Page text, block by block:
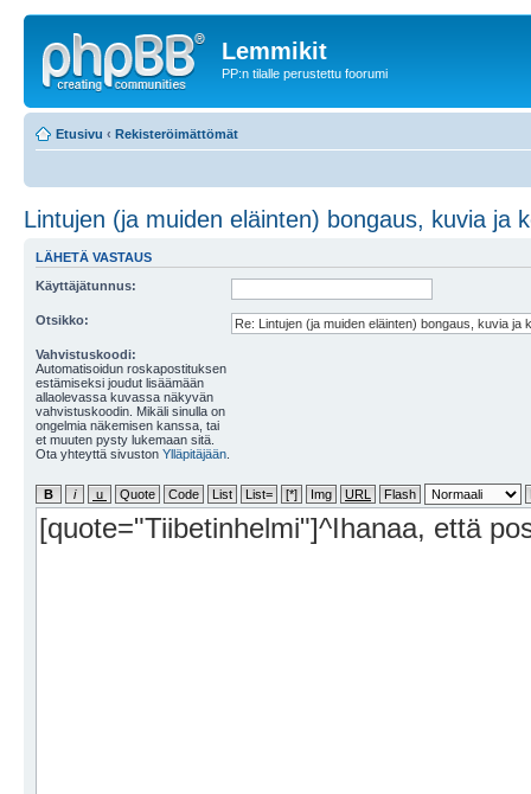
Lemmikit
PP:n tilalle perustettu foorumi
Etusivu ‹ Rekisteröimättömät
Lintujen (ja muiden eläinten) bongaus, kuvia ja
LÄHETÄ VASTAUS
Käyttäjätunnus:
Otsikko:
Vahvistuskoodi:
Automatisoidun roskapostituksen
estämiseksi joudut lisäämään
allaolevassa kuvassa näkyvän
vahvistuskoodin. Mikäli sinulla on
ongelmia näkemisen kanssa, tai
et muuten pysty lukemaan sitä.
Ota yhteyttä sivuston Ylläpitäjään